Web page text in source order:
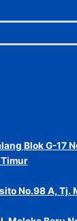
Blok G-17
No.98 A, Tj.